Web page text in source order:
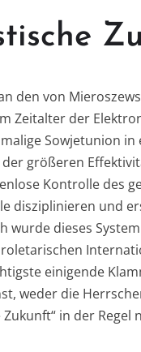
den von
Zeitalter der
Sowjetunion
größeren
Kontrolle des
disziplinieren und
wurde dieses
einigende
weder die
in der Regel